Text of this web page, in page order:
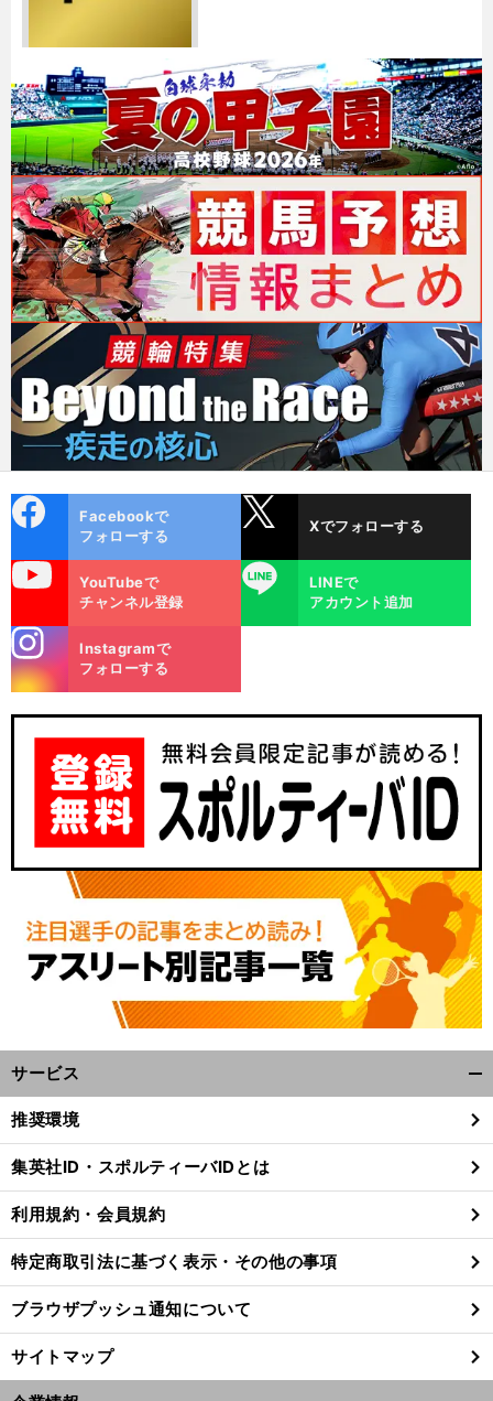
ok
Facebookで
フォローする
Xでフォローする
YouTubeで
チャンネル登録
LINE
LINEで
アカウント追加
m
Instagramで
フォローする
サービス
閉
る
推奨環境
集英社ID・スポルティーバIDとは
利用規約・会員規約
特定商取引法に基づく表示・その他の事項
ブラウザプッシュ通知について
サイトマップ